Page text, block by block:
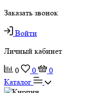
Заказать звонок
Войти
Личный кабинет
0 0
0
Каталог